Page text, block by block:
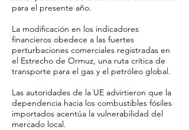
para el presente año.
La modificación en los indicadores
financieros obedece a las fuertes
perturbaciones comerciales registradas en
el Estrecho de Ormuz, una ruta crítica de
transporte para el gas y el petróleo global.
Las autoridades de la UE advirtieron que la
dependencia hacia los combustibles fósiles
importados acentúa la vulnerabilidad del
mercado local.